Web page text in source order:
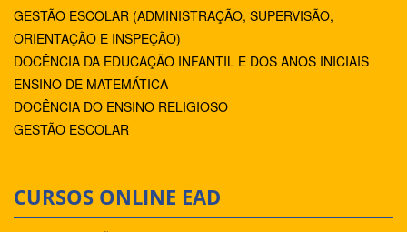
GESTÃO ESCOLAR (ADMINISTRAÇÃO, SUPERVISÃO,
ORIENTAÇÃO E INSPEÇÃO)
DOCÊNCIA DA EDUCAÇÃO INFANTIL E DOS ANOS INICIAIS
ENSINO DE MATEMÁTICA
DOCÊNCIA DO ENSINO RELIGIOSO
GESTÃO ESCOLAR
CURSOS ONLINE EAD